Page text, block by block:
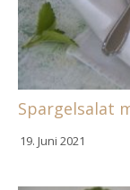
Spargelsalat
19. Juni 2021